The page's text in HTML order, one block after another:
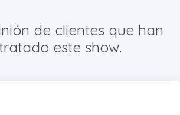
de clientes que han
este show.